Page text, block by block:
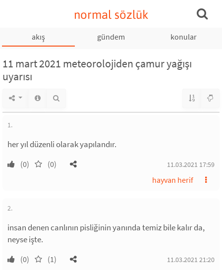
normal sözlük
akış gündem konular
11 mart 2021 meteorolojiden çamur yağışı
uyarısı
1.
her yıl düzenli olarak yapılandır.
(0) (0) 11.03.2021 17:59
hayvan herif
2.
insan denen canlının pisliğinin yanında temiz bile kalır da,
neyse işte.
(0) (1) 11.03.2021 21:20